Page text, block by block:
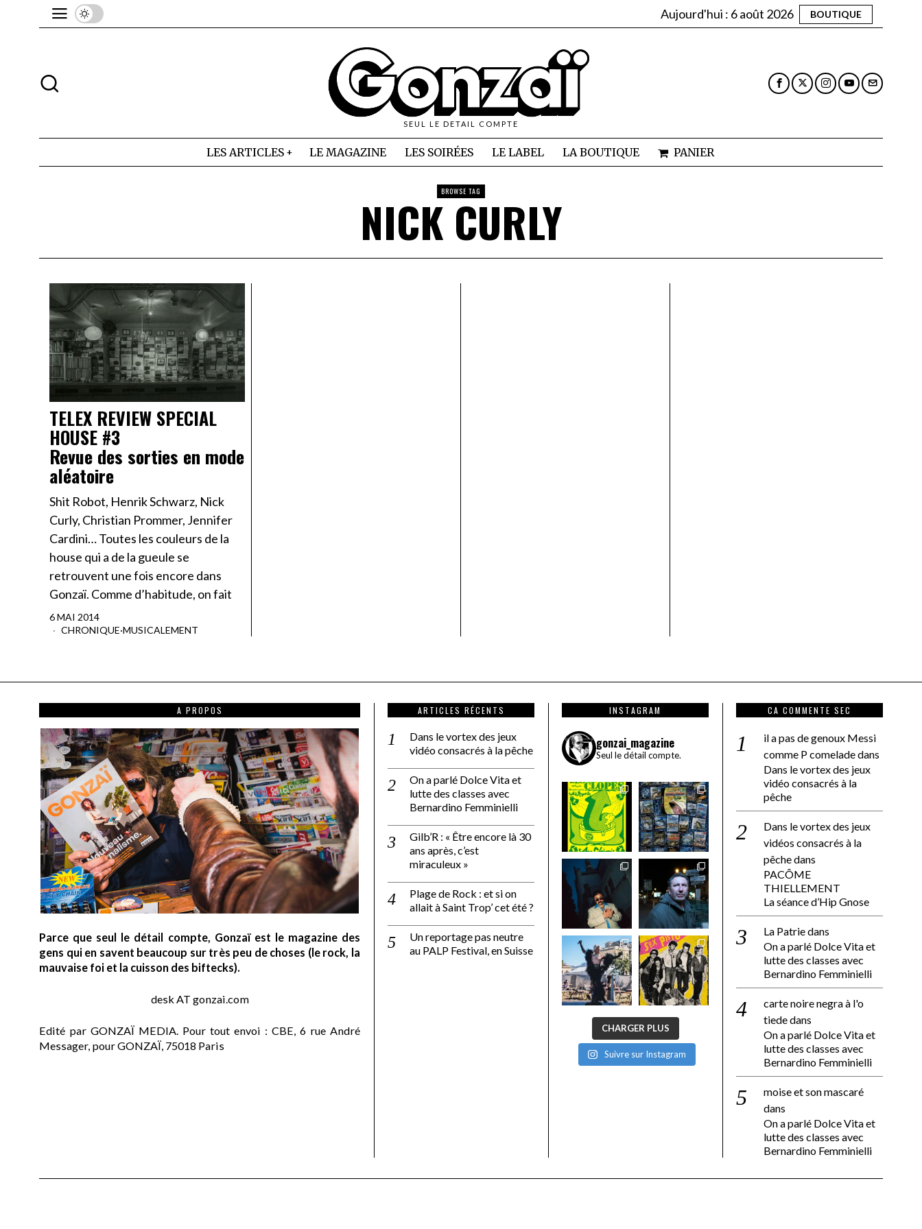
Aujourd'hui : 6 août 2026 BOUTIQUE
SEUL LE DETAIL COMPTE
LES ARTICLES LE MAGAZINE LES SOIRÉES LE LABEL LA BOUTIQUE PANIER
BROWSE TAG
NICK CURLY
TELEX REVIEW SPECIAL
HOUSE #3
Revue des sorties en mode
aléatoire
Shit Robot, Henrik Schwarz, Nick
Curly, Christian Prommer, Jennifer
Cardini… Toutes les couleurs de la
house qui a de la gueule se
retrouvent une fois encore dans
Gonzaï. Comme d’habitude, on fait
6 MAI 2014
CHRONIQUE·MUSICALEMENT
A PROPOS
Parce que seul le détail compte, Gonzaï est le magazine des
gens qui en savent beaucoup sur très peu de choses (le rock, la
mauvaise foi et la cuisson des biftecks).
desk AT gonzai.com
Edité par GONZAÏ MEDIA. Pour tout envoi : CBE, 6 rue André
Messager, pour GONZAÏ, 75018 Paris
ARTICLES RÉCENTS
Dans le vortex des jeux
vidéo consacrés à la pêche
On a parlé Dolce Vita et
lutte des classes avec
Bernardino Femminielli
Gilb’R : « Être encore là 30
ans après, c’est
miraculeux »
Plage de Rock : et si on
allait à Saint Trop’ cet été ?
Un reportage pas neutre
au PALP Festival, en Suisse
INSTAGRAM
gonzai_magazine
Seul le détail compte.
CHARGER PLUS
Suivre sur Instagram
CA COMMENTE SEC
il a pas de genoux Messi
comme P comeladedans
Dans le vortex des jeux
vidéo consacrés à la
pêche
Dans le vortex des jeux
vidéos consacrés à la
pêchedans
PACÔME
THIELLEMENT
La séance d’Hip Gnose
La Patriedans
On a parlé Dolce Vita et
lutte des classes avec
Bernardino Femminielli
carte noire negra à l'o
tiededans
On a parlé Dolce Vita et
lutte des classes avec
Bernardino Femminielli
moise et son mascaré
dans
On a parlé Dolce Vita et
lutte des classes avec
Bernardino Femminielli